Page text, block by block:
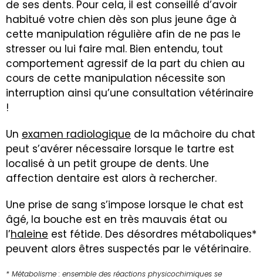
de ses dents. Pour cela, il est conseillé d’avoir
habitué votre chien dès son plus jeune âge à
cette manipulation régulière afin de ne pas le
stresser ou lui faire mal. Bien entendu, tout
comportement agressif de la part du chien au
cours de cette manipulation nécessite son
interruption ainsi qu’une consultation vétérinaire
!
Un examen radiologique de la mâchoire du chat
peut s’avérer nécessaire lorsque le tartre est
localisé à un petit groupe de dents. Une
affection dentaire est alors à rechercher.
Une prise de sang s’impose lorsque le chat est
âgé, la bouche est en très mauvais état ou
l’haleine est fétide. Des désordres métaboliques*
peuvent alors êtres suspectés par le vétérinaire.
* Métabolisme : ensemble des réactions physicochimiques se